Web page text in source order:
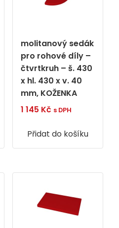
molitanový sedák
pro rohové díly –
čtvrtkruh – š. 430
x hl. 430 x v. 40
mm, KOŽENKA
1 145 Kč s DPH
Přidat do košíku